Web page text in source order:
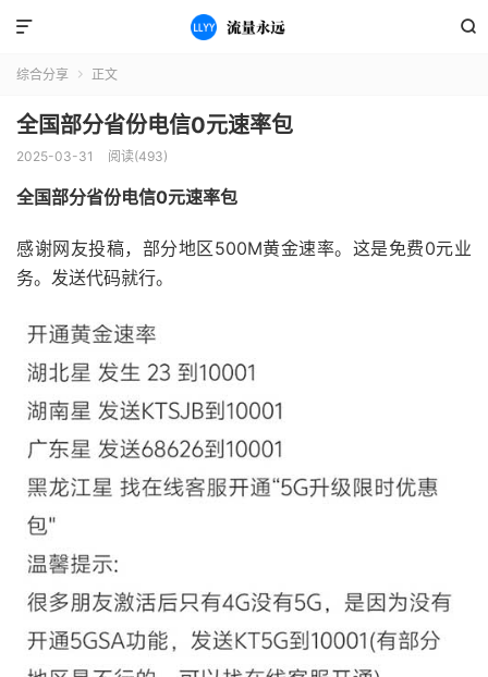


综合分享  正文
全国部分省份电信0元速率包
2025-03-31 阅读(493)
全国部分省份电信0元速率包
感谢网友投稿，部分地区500M黄金速率。这是免费0元业
务。发送代码就行。